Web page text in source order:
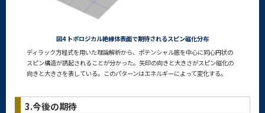
図4 トポロジカル絶縁体表面で期待されるスピン磁化分布
ディラック方程式を用いた理論解析から、ポテンシャル底を中心に同心円状の
スピン構造が誘起されることが分かった。矢印の向きと大きさがスピン磁化の
向きと大きさを表している。このパターンはエネルギーによって変化する。
3.今後の期待